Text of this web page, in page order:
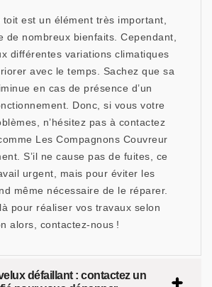
toit est un élément très important,
de nombreux bienfaits. Cependant,
différentes variations climatiques
avec le temps. Sachez que sa
en cas de présence d’un
Donc, si vous votre
n’hésitez pas à contactez
Les Compagnons Couvreur
S’il ne cause pas de fuites, ce
urgent, mais pour éviter les
même nécessaire de le réparer.
pour réaliser vos travaux selon
alors, contactez-nous !
défaillant : contactez un